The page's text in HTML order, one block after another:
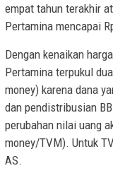
empat tahun terakhir
Pertamina mencapai
Dengan kenaikan
Pertamina terpukul
money) karena dana
dan pendistribusian
perubahan nilai uang
money/TVM). Untuk
AS.